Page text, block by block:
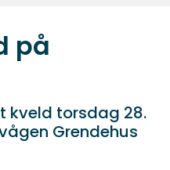
på
kveld torsdag 28.
Grendehus